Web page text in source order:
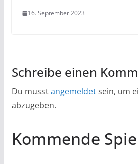
16. September 2023
Schreibe einen
Du musstangemeldetsein, um
abzugeben.
Kommende